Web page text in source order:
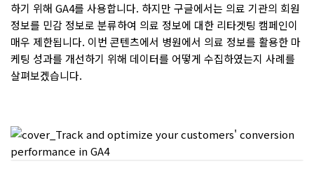
하기 위해 GA4를 사용합니다. 하지만 구글에서는 의료 기관의 회원
정보를 민감 정보로 분류하여 의료 정보에 대한 리타겟팅 캠페인이
매우 제한됩니다. 이번 콘텐츠에서 병원에서 의료 정보를 활용한 마
케팅 성과를 개선하기 위해 데이터를 어떻게 수집하였는지 사례를
살펴보겠습니다.